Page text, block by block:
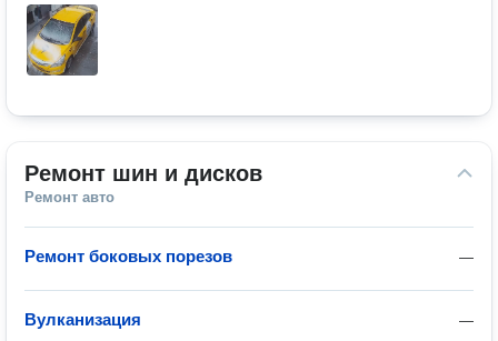
Ремонт шин и дисков
Ремонт авто
—
Ремонт боковых порезов
—
Вулканизация